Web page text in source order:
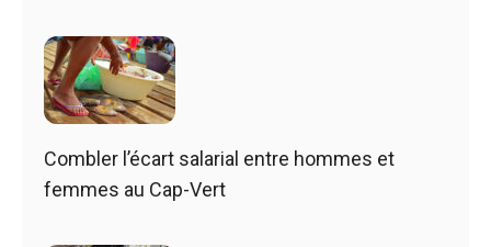
Combler l’écart salarial entre hommes et
femmes au Cap-Vert